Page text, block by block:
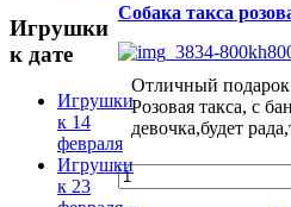
Собака такса
Отличный
Розовая такса, с
девочка,будет
Игрушки
к дате
Игрушки
к 14
февраля
Игрушки
к 23